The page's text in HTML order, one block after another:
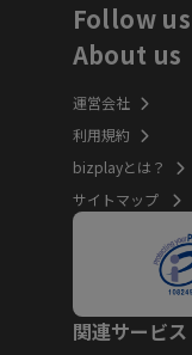
Follow us
About us
運営会社
利用規約
bizplayとは？
サイトマップ
関連サービ